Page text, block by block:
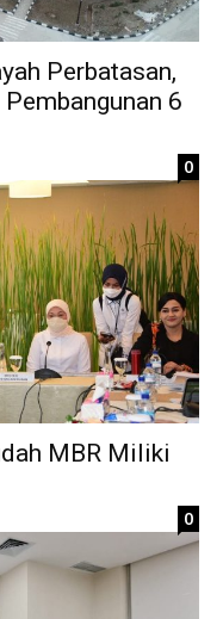
Perbatasan,
6
0
MBR Miliki
0